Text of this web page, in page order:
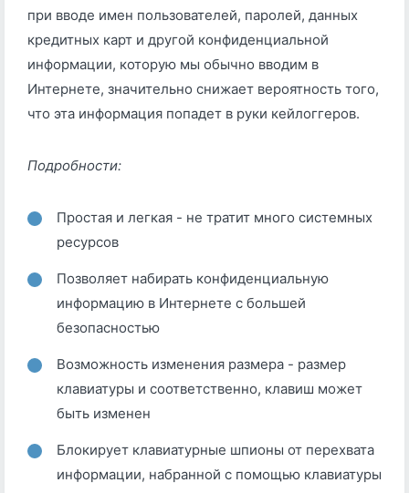
при вводе имен пользователей, паролей, данных
кредитных карт и другой конфиденциальной
информации, которую мы обычно вводим в
Интернете, значительно снижает вероятность того,
что эта информация попадет в руки кейлоггеров.
Подробности:
Простая и легкая - не тратит много системных
ресурсов
Позволяет набирать конфиденциальную
информацию в Интернете с большей
безопасностью
Возможность изменения размера - размер
клавиатуры и соответственно, клавиш может
быть изменен
Блокирует клавиатурные шпионы от перехвата
информации, набранной с помощью клавиатуры